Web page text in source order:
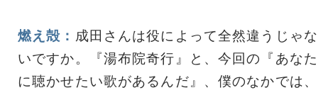
燃え殻： 成田さんは役によって全然違うじゃな
いですか。『湯布院奇行』と、今回の『あなた
に聴かせたい歌があるんだ』、僕のなかでは、